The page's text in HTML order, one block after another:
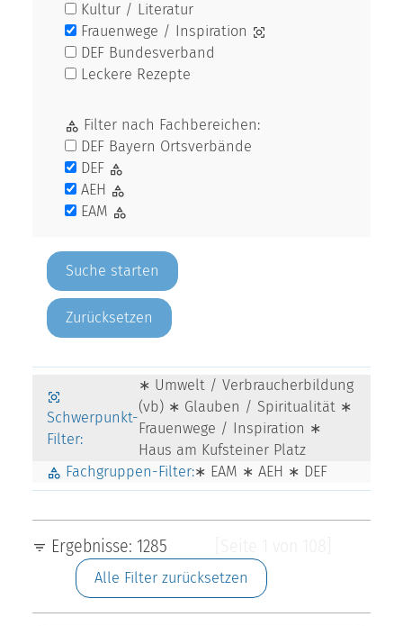
Kultur / Literatur
Frauenwege / Inspiration
DEF Bundesverband
Leckere Rezepte
Filter nach Fachbereichen:
DEF Bayern Ortsverbände
DEF
AEH
EAM
Zurücksetzen
Schwerpunkt-
Filter:
∗ Umwelt / Verbraucherbildung
(vb) ∗ Glauben / Spiritualität ∗
Frauenwege / Inspiration ∗
Haus am Kufsteiner Platz
Fachgruppen-Filter:∗ EAM ∗ AEH ∗ DEF
Ergebnisse: 1285
Alle Filter zurücksetzen